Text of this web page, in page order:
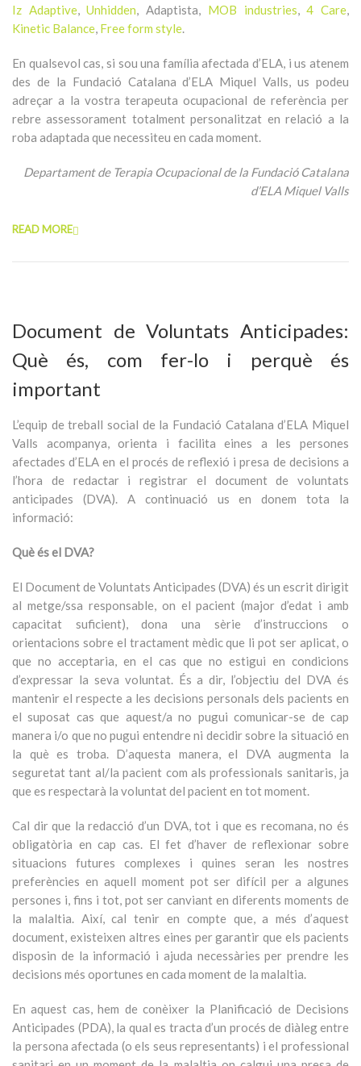
Iz Adaptive,Unhidden, Adaptista, MOB industries,4 Care,
Kinetic Balance, Free form style.
En qualsevol cas, si sou una família afectada d’ELA, i us atenem
des de la Fundació Catalana d’ELA Miquel Valls, us podeu
adreçar a la vostra terapeuta ocupacional de referència per
rebre assessorament totalment personalitzat en relació a la
roba adaptada que necessiteu en cada moment.
Departament de Terapia Ocupacional de la Fundació Catalana
d’ELA Miquel Valls
READ MORE
Document de Voluntats Anticipades:
Què és, com fer-lo i perquè és
important
L’equip de treball social de la Fundació Catalana d’ELA Miquel
Valls acompanya, orienta i facilita eines a les persones
afectades d’ELA en el procés de reflexió i presa de decisions a
l’hora de redactar i registrar el document de voluntats
anticipades (DVA). A continuació us en donem tota la
informació:
Què és el DVA?
El Document de Voluntats Anticipades (DVA) és un escrit dirigit
al metge/ssa responsable, on el pacient (major d’edat i amb
capacitat suficient), dona una sèrie d’instruccions o
orientacions sobre el tractament mèdic que li pot ser aplicat, o
que no acceptaria, en el cas que no estigui en condicions
d’expressar la seva voluntat. És a dir, l’objectiu del DVA és
mantenir el respecte a les decisions personals dels pacients en
el suposat cas que aquest/a no pugui comunicar-se de cap
manera i/o que no pugui entendre ni decidir sobre la situació en
la què es troba. D’aquesta manera, el DVA augmenta la
seguretat tant al/la pacient com als professionals sanitaris, ja
que es respectarà la voluntat del pacient en tot moment.
Cal dir que la redacció d’un DVA, tot i que es recomana, no és
obligatòria en cap cas. El fet d’haver de reflexionar sobre
situacions futures complexes i quines seran les nostres
preferències en aquell moment pot ser difícil per a algunes
persones i, fins i tot, pot ser canviant en diferents moments de
la malaltia. Així, cal tenir en compte que, a més d’aquest
document, existeixen altres eines per garantir que els pacients
disposin de la informació i ajuda necessàries per prendre les
decisions més oportunes en cada moment de la malaltia.
En aquest cas, hem de conèixer la Planificació de Decisions
Anticipades (PDA), la qual es tracta d’un procés de diàleg entre
la persona afectada (o els seus representants) i el professional